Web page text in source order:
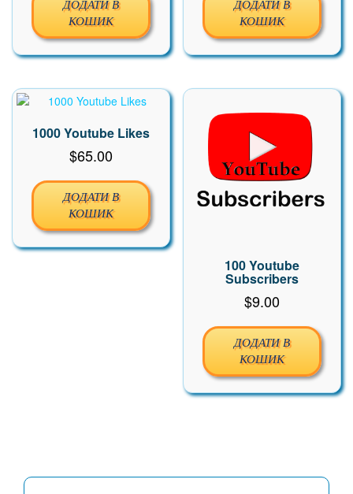
ДОДАТИ В
КОШИК
ДОДАТИ В
КОШИК
1000 Youtube Likes
$65.00
ДОДАТИ В
КОШИК
100 Youtube
Subscribers
$9.00
ДОДАТИ В
КОШИК